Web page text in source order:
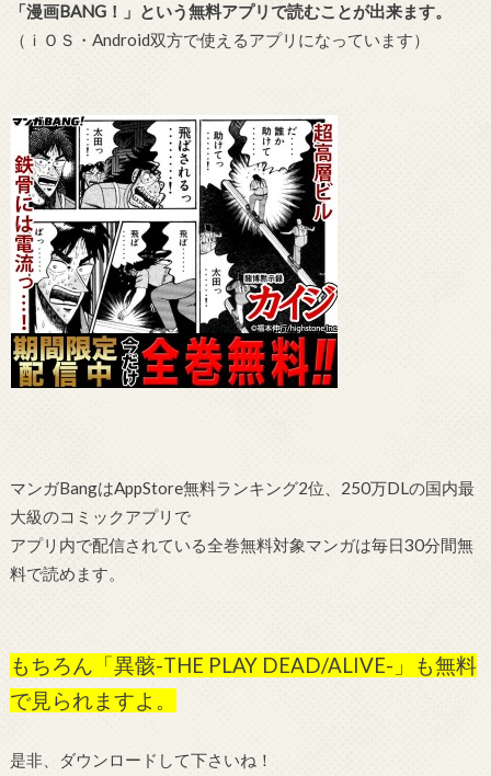
「漫画BANG！」という無料アプリで読むことが出来ます。
（ｉＯＳ・Android双方で使えるアプリになっています）
マンガBangはAppStore無料ランキング2位、250万DLの国内最
大級のコミックアプリで
アプリ内で配信されている全巻無料対象マンガは毎日30分間無
料で読めます。
もちろん「異骸-THE PLAY DEAD/ALIVE-」も無料
で見られますよ。
是非、ダウンロードして下さいね！